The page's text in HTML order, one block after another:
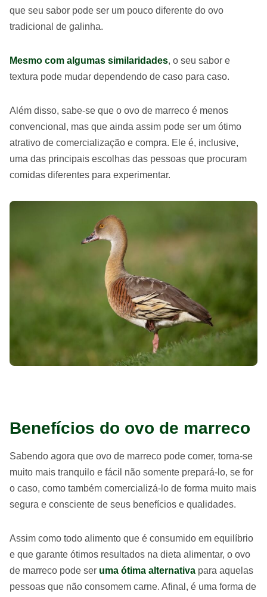
que seu sabor pode ser um pouco diferente do ovo
tradicional de galinha.
Mesmo com algumas similaridades, o seu sabor e
textura pode mudar dependendo de caso para caso.
Além disso, sabe-se que o ovo de marreco é menos
convencional, mas que ainda assim pode ser um ótimo
atrativo de comercialização e compra. Ele é, inclusive,
uma das principais escolhas das pessoas que procuram
comidas diferentes para experimentar.
Benefícios do ovo de marreco
Sabendo agora que ovo de marreco pode comer, torna-se
muito mais tranquilo e fácil não somente prepará-lo, se for
o caso, como também comercializá-lo de forma muito mais
segura e consciente de seus benefícios e qualidades.
Assim como todo alimento que é consumido em equilíbrio
e que garante ótimos resultados na dieta alimentar, o ovo
de marreco pode ser uma ótima alternativa para aquelas
pessoas que não consomem carne. Afinal, é uma forma de